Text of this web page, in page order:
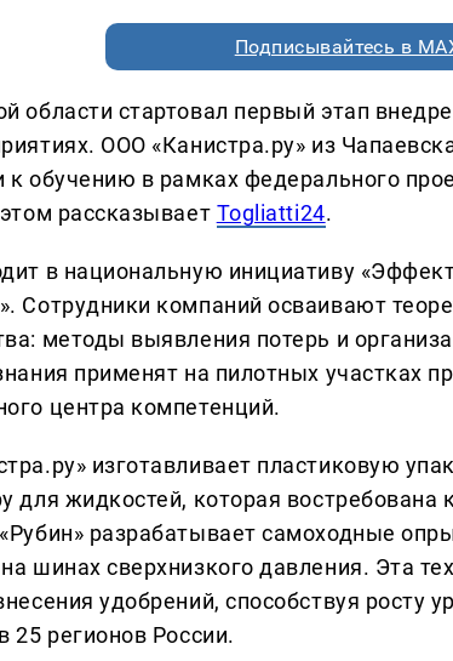
Подписывайтесь в
области стартовал первый этап
ООО «Канистра.ру» из
к обучению в рамках федерального
рассказывает Togliatti24.
в национальную инициативу
Сотрудники компаний осваивают
методы выявления потерь и
применят на пилотных участках
центра компетенций.
изготавливает пластиковую
для жидкостей, которая
разрабатывает самоходные
шинах сверхнизкого давления. Эта
удобрений, способствуя росту
25 регионов России.